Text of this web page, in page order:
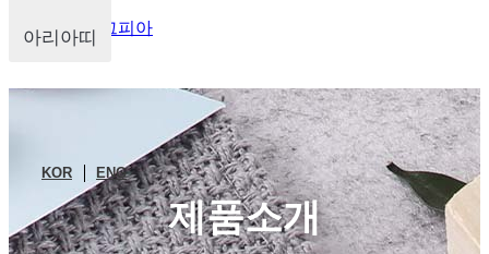
주식회사 마그피아
KOR ENG
제품소개
아리아띠